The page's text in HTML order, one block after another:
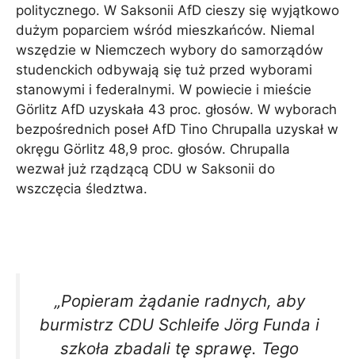
politycznego. W Saksonii AfD cieszy się wyjątkowo
dużym poparciem wśród mieszkańców. Niemal
wszędzie w Niemczech wybory do samorządów
studenckich odbywają się tuż przed wyborami
stanowymi i federalnymi. W powiecie i mieście
Görlitz AfD uzyskała 43 proc. głosów. W wyborach
bezpośrednich poseł AfD Tino Chrupalla uzyskał w
okręgu Görlitz 48,9 proc. głosów. Chrupalla
wezwał już rządzącą CDU w Saksonii do
wszczęcia śledztwa.
„Popieram żądanie radnych, aby
burmistrz CDU Schleife Jörg Funda i
szkoła zbadali tę sprawę. Tego